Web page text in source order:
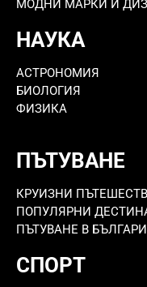
МОДНИ МАРКИ И
НАУКА
АСТРОНОМИЯ
БИОЛОГИЯ
ФИЗИКА
ПЪТУВАНЕ
КРУИЗНИ
ПОПУЛЯРНИ
ПЪТУВАНЕ В
СПОРТ